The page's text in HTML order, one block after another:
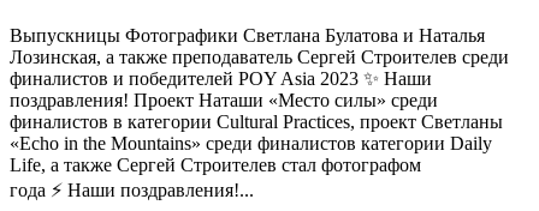
Выпускницы Фотографики Светлана Булатова и Наталья
Лозинская, а также преподаватель Сергей Строителев среди
финалистов и победителей POY Asia 2023 ✨ Наши
поздравления! Проект Наташи «Место силы» среди
финалистов в категории Cultural Practices, проект Светланы
«Еcho in the Mountains» среди финалистов категории Daily
Life, а также Сергей Строителев стал фотографом
года ⚡ Наши поздравления!...